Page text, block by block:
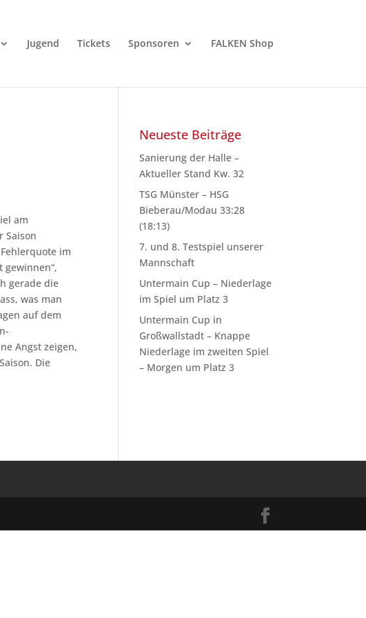
Jugend Tickets Sponsoren FALKEN Shop
am
Saison
im
gerade die
was man
auf dem
Angst zeigen,
Die
Neueste Beiträge
Sanierung der Halle –
Aktueller Stand Kw. 32
TSG Münster – HSG
Bieberau/Modau 33:28
(18:13)
7. und 8. Testspiel unserer
Mannschaft
Untermain Cup – Niederlage
im Spiel um Platz 3
Untermain Cup in
Großwallstadt – Knappe
Niederlage im zweiten Spiel
– Morgen um Platz 3